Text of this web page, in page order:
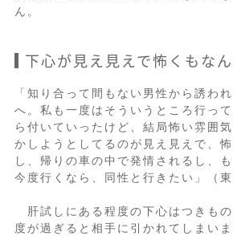
ん。
下心が見え見えで怖くもな
「知り合って間もない男性から誘わ
へ。私も一度はそういうところ行っ
ら付いていったけど、結局怖い雰囲
かしようとしてるのが見え見えで、
し、帰りの車の中で発情されるし、
今度行くなら、同性と行きたい」（東
肝試しにある程度の下心はつきもの
度が過ぎると相手に引かれてしまい